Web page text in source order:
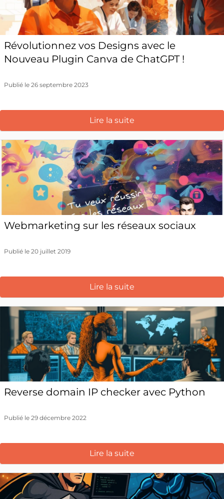
Révolutionnez vos Designs avec le
Nouveau Plugin Canva de ChatGPT !
Publié le 26 septembre 2023
Lire la suite
Webmarketing sur les réseaux sociaux
Publié le 20 juillet 2019
Lire la suite
Reverse domain IP checker avec Python
Publié le 29 décembre 2022
Lire la suite